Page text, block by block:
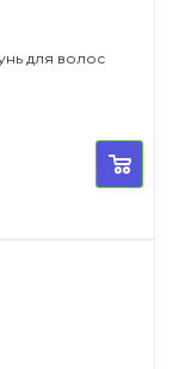
для волос